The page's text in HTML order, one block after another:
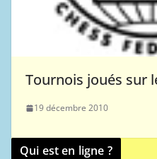
Tournois joués sur
19 décembre 2010
Qui est en ligne ?